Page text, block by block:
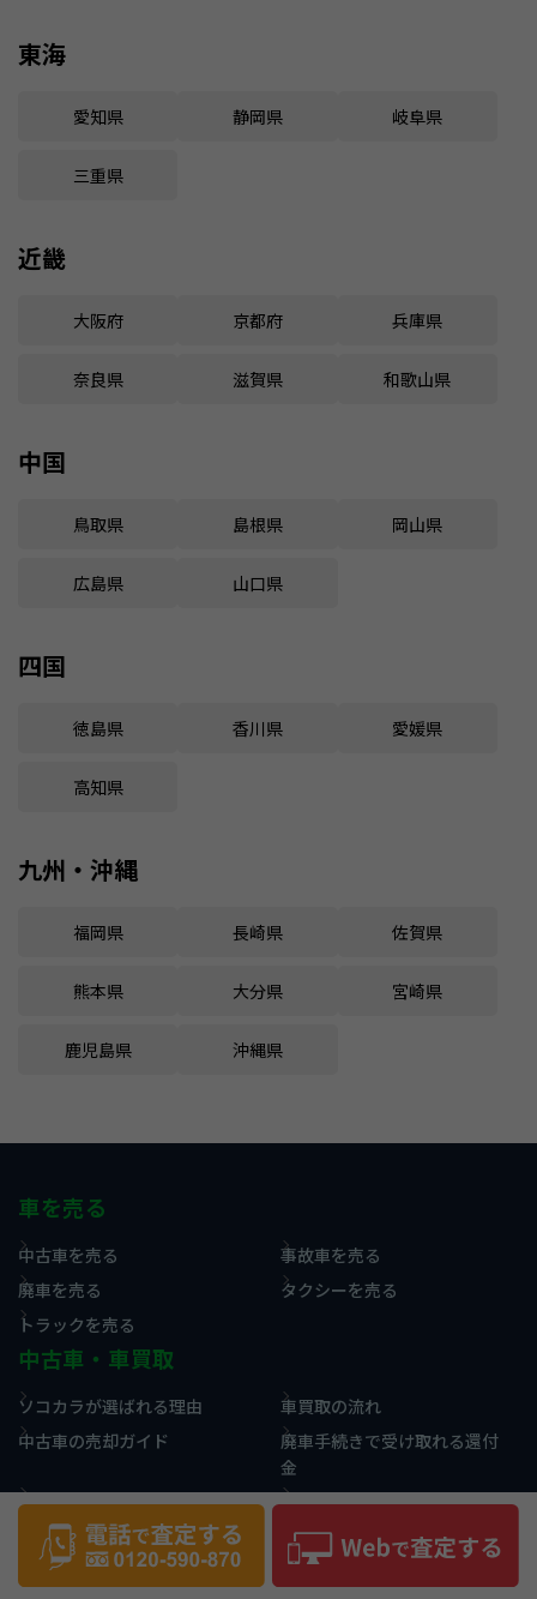
東海
愛知県 静岡県 岐阜県
三重県
近畿
大阪府 京都府 兵庫県
奈良県 滋賀県 和歌山県
中国
鳥取県 島根県 岡山県
広島県 山口県
四国
徳島県 香川県 愛媛県
高知県
九州・沖縄
福岡県 長崎県 佐賀県
熊本県 大分県 宮崎県
鹿児島県 沖縄県
車を売る
中古車を売る
事故車を売る
廃車を売る
タクシーを売る
トラックを売る
中古車・車買取
ソコカラが選ばれる理由
車買取の流れ
中古車の売却ガイド
廃車手続きで受け取れる還付
金
買取相場情報
買取実績・事例
お役立ち情報
コラム 用語集